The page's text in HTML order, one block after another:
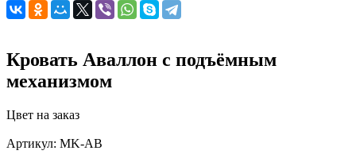
Кровать Аваллон с подъёмным
механизмом
Цвет на заказ
Артикул: MK-АВ